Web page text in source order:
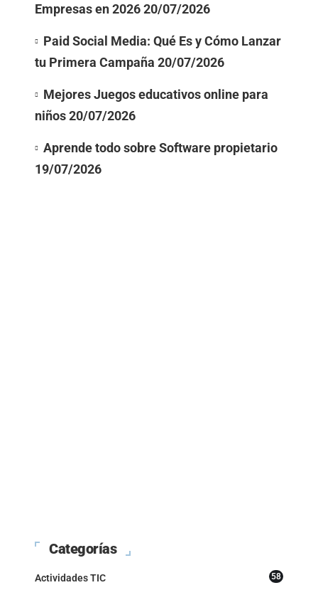
Empresas en 202620/07/2026
Paid Social Media: Qué Es y Cómo Lanzar
tu Primera Campaña 20/07/2026
Mejores Juegos educativos online para
niños20/07/2026
Aprende todo sobre Software propietario
19/07/2026
Categorías
Actividades TIC 58